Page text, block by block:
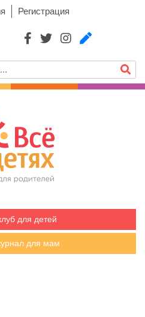
Регистрация
для детей
для мам